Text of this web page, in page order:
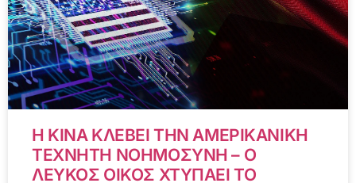
Η ΚΙΝΑ ΚΛΕΒΕΙ ΤΗΝ ΑΜΕΡΙΚΑΝΙΚΗ
ΤΕΧΝΗΤΗ ΝΟΗΜΟΣΥΝΗ – Ο
ΛΕΥΚΟΣ ΟΙΚΟΣ ΧΤΥΠΑΕΙ ΤΟ